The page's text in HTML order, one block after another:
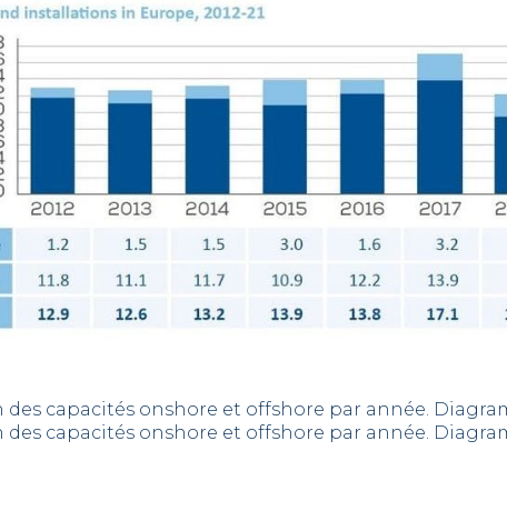
capacités onshore et offshore par année.
capacités onshore et offshore par année.